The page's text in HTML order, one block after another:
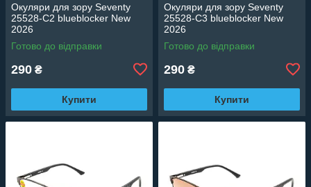
Окуляри для зору Seventy
25528-C2 blueblocker New
2026
Готово до відправки
290 ₴
Купити
Окуляри для зору Seventy
25528-C3 blueblocker New
2026
Готово до відправки
290 ₴
Купити